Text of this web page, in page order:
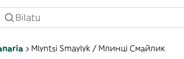
Mlyntsi Smaylyk / Млинці Смайлик